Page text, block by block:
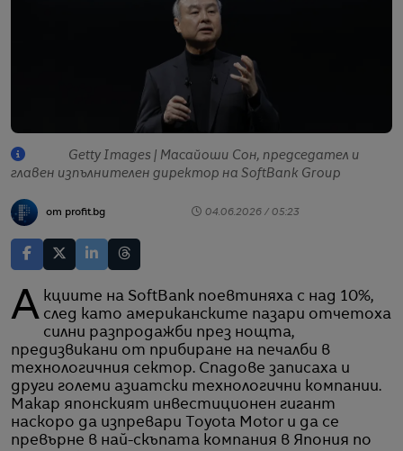
Getty Images | Масайоши Сон, председател и
главен изпълнителен директор на SoftBank Group
от profit.bg 04.06.2026 / 05:23
Акциите на SoftBank поевтиняха с над 10%, след като американските пазари отчетоха
силни разпродажби през нощта,
предизвикани от прибиране на печалби в
технологичния сектор. Спадове записаха и
други големи азиатски технологични компании.
Макар японският инвестиционен гигант
наскоро да изпревари Toyota Motor и да се
превърне в най-скъпата компания в Япония по